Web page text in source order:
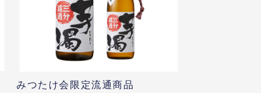
みつたけ会限定流通商品